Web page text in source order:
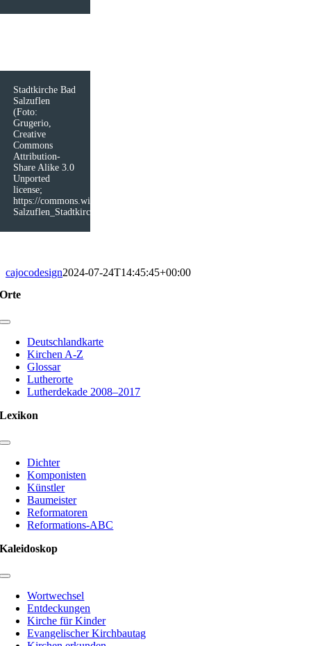
Stadtkirche Bad
Salzuflen
(Foto:
Grugerio,
Creative
Commons
Attribution-
Share Alike 3.0
Unported
license;
https://commons.wikimedia.org/wiki/File:Bad-
Salzuflen_Stadtkirche_02.jpg)
cajocodesign2024-07-24T14:45:45+00:00
Orte
Toggle
NavigationDeutschlandkarte
Kirchen A-Z
Glossar
Lutherorte
Lutherdekade 2008–2017
Lexikon
Toggle
Navigation
Dichter
Komponisten
Künstler
Baumeister
Reformatoren
Reformations-ABC
Kaleidoskop
Toggle
NavigationWortwechsel
Entdeckungen
Kirche für Kinder
Evangelischer Kirchbautag